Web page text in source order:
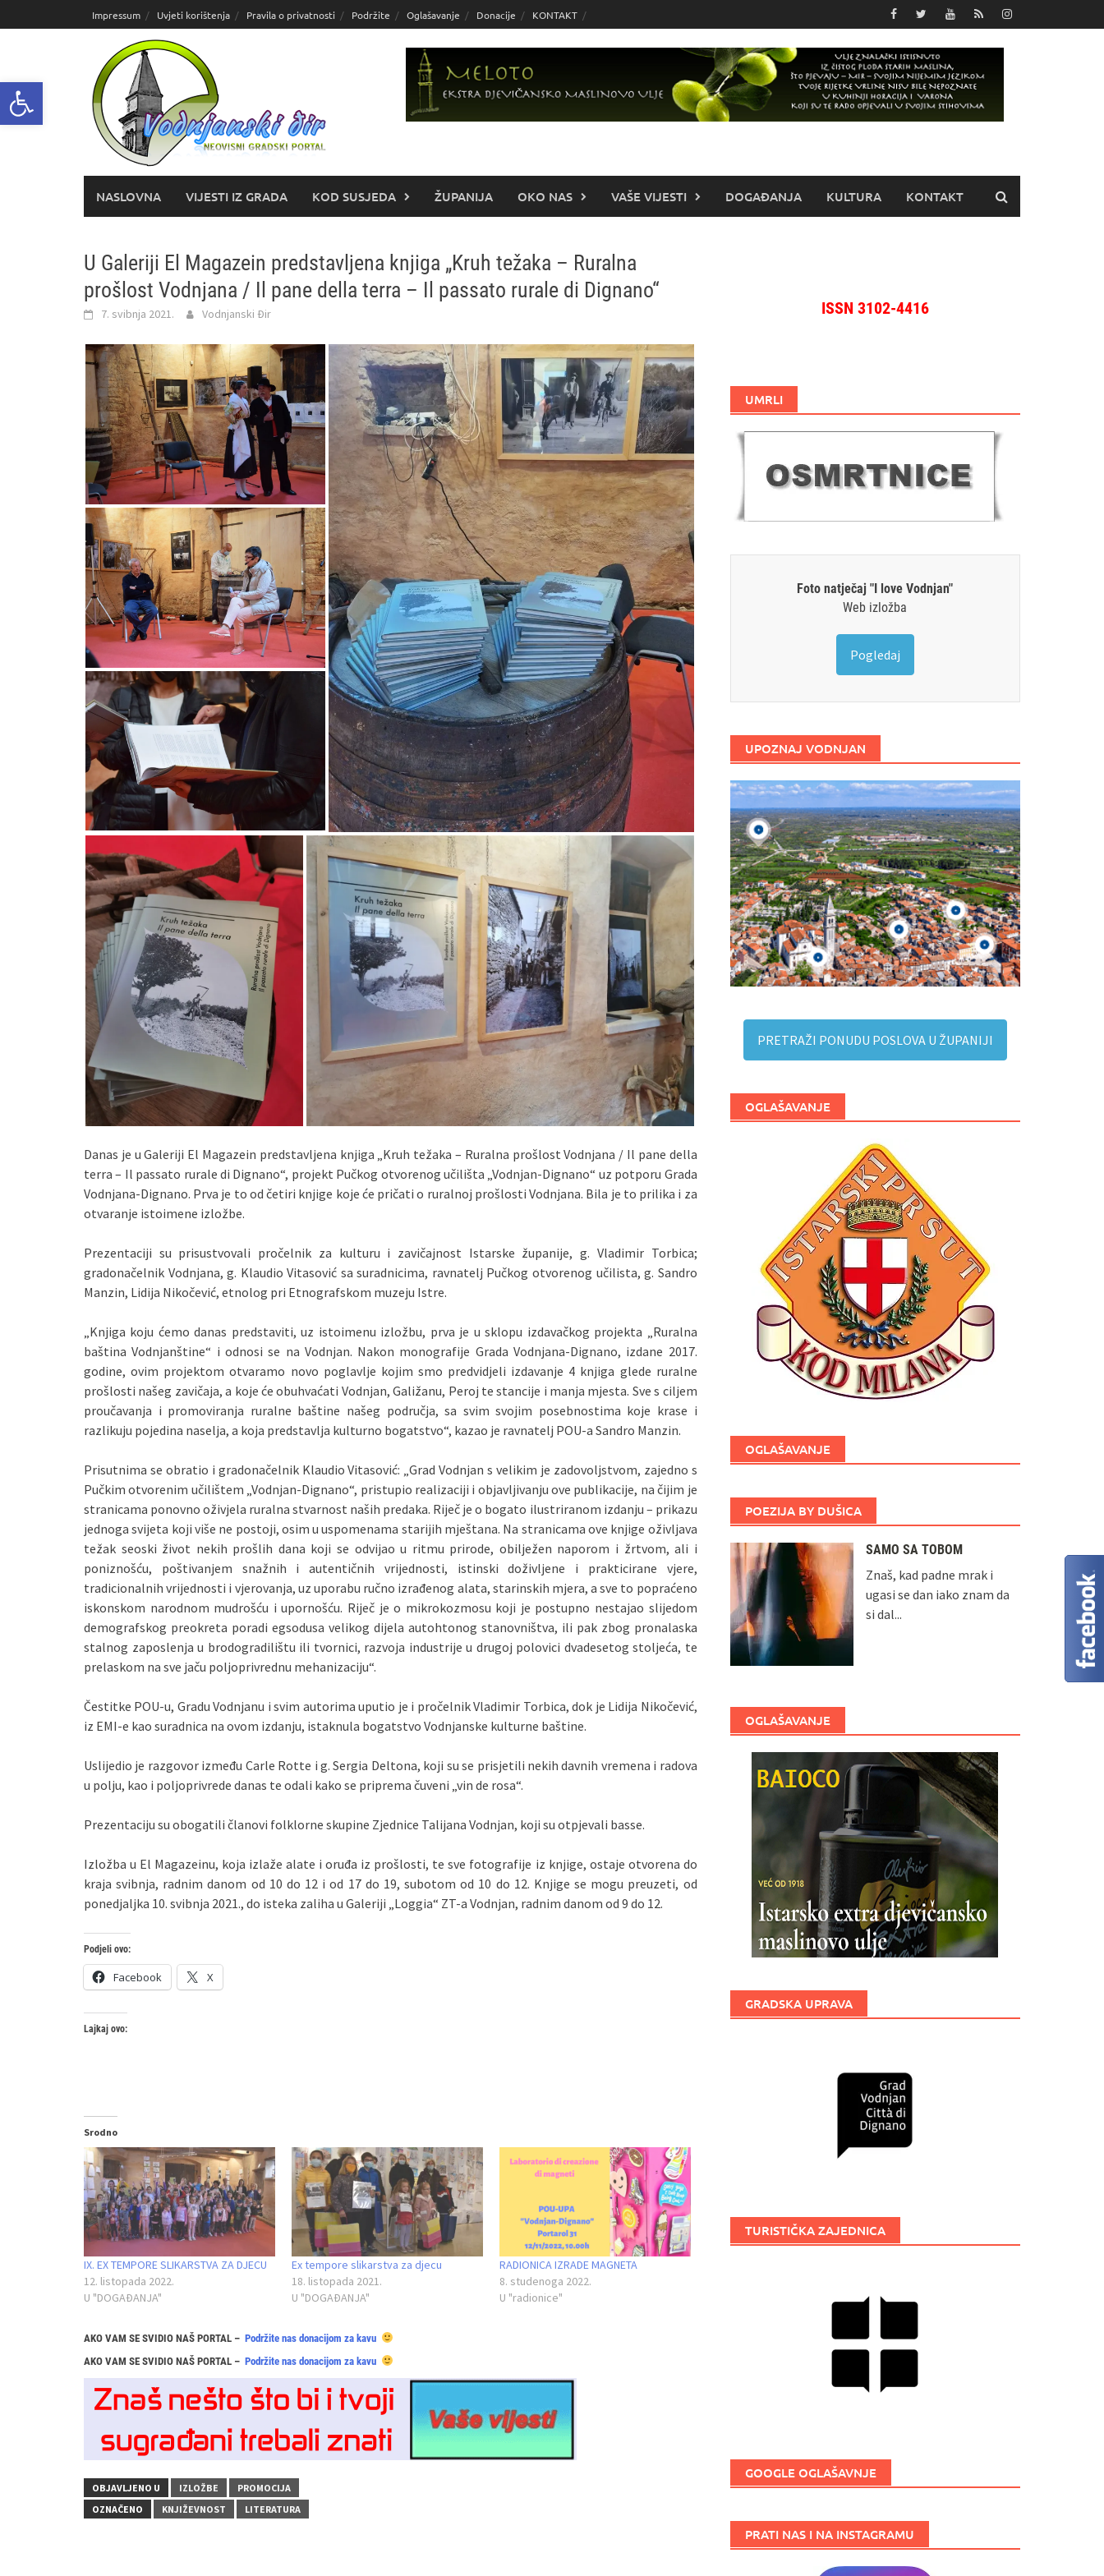
Open toolbar
do
Impressum Uvjeti korištenja Pravila o privatnosti Podržite Oglašavanje Donacije KONTAKT
NASLOVNA VIJESTI IZ GRADA KOD SUSJEDA ŽUPANIJA OKO NAS VAŠE VIJESTI DOGAĐANJA KULTURA KONTAKT
U Galeriji El Magazein predstavljena knjiga „Kruh težaka – Ruralna
prošlost Vodnjana / Il pane della terra – Il passato rurale di Dignano“
7. svibnja 2021. Vodnjanski Đir
Danas je u Galeriji El Magazein predstavljena knjiga „Kruh težaka – Ruralna prošlost Vodnjana / Il pane della
terra – Il passato rurale di Dignano“, projekt Pučkog otvorenog učilišta „Vodnjan-Dignano“ uz potporu Grada
Vodnjana-Dignano. Prva je to od četiri knjige koje će pričati o ruralnoj prošlosti Vodnjana. Bila je to prilika i za
otvaranje istoimene izložbe.
Prezentaciji su prisustvovali pročelnik za kulturu i zavičajnost Istarske županije, g. Vladimir Torbica;
gradonačelnik Vodnjana, g. Klaudio Vitasović sa suradnicima, ravnatelj Pučkog otvorenog učilista, g. Sandro
Manzin, Lidija Nikočević, etnolog pri Etnografskom muzeju Istre.
„Knjiga koju ćemo danas predstaviti, uz istoimenu izložbu, prva je u sklopu izdavačkog projekta „Ruralna
baština Vodnjanštine“ i odnosi se na Vodnjan. Nakon monografije Grada Vodnjana-Dignano, izdane 2017.
godine, ovim projektom otvaramo novo poglavlje kojim smo predvidjeli izdavanje 4 knjiga glede ruralne
prošlosti našeg zavičaja, a koje će obuhvaćati Vodnjan, Galižanu, Peroj te stancije i manja mjesta. Sve s ciljem
proučavanja i promoviranja ruralne baštine našeg područja, sa svim svojim posebnostima koje krase i
razlikuju pojedina naselja, a koja predstavlja kulturno bogatstvo“, kazao je ravnatelj POU-a Sandro Manzin.
Prisutnima se obratio i gradonačelnik Klaudio Vitasović: „Grad Vodnjan s velikim je zadovoljstvom, zajedno s
Pučkim otvorenim učilištem „Vodnjan-Dignano“, pristupio realizaciji i objavljivanju ove publikacije, na čijim je
stranicama ponovno oživjela ruralna stvarnost naših predaka. Riječ je o bogato ilustriranom izdanju – prikazu
jednoga svijeta koji više ne postoji, osim u uspomenama starijih mještana. Na stranicama ove knjige oživljava
težak seoski život nekih prošlih dana koji se odvijao u ritmu prirode, obilježen naporom i žrtvom, ali i
poniznošću, poštivanjem snažnih i autentičnih vrijednosti, istinski doživljene i prakticirane vjere,
tradicionalnih vrijednosti i vjerovanja, uz uporabu ručno izrađenog alata, starinskih mjera, a sve to popraćeno
iskonskom narodnom mudrošću i upornošću. Riječ je o mikrokozmosu koji je postupno nestajao slijedom
demografskog preokreta poradi egsodusa velikog dijela autohtonog stanovništva, ili pak zbog pronalaska
stalnog zaposlenja u brodogradilištu ili tvornici, razvoja industrije u drugoj polovici dvadesetog stoljeća, te
prelaskom na sve jaču poljoprivrednu mehanizaciju“.
Čestitke POU-u, Gradu Vodnjanu i svim autorima uputio je i pročelnik Vladimir Torbica, dok je Lidija Nikočević,
iz EMI-e kao suradnica na ovom izdanju, istaknula bogatstvo Vodnjanske kulturne baštine.
Uslijedio je razgovor između Carle Rotte i g. Sergia Deltona, koji su se prisjetili nekih davnih vremena i radova
u polju, kao i poljoprivrede danas te odali kako se priprema čuveni „vin de rosa“.
Prezentaciju su obogatili članovi folklorne skupine Zjednice Talijana Vodnjan, koji su otpjevali basse.
Izložba u El Magazeinu, koja izlaže alate i oruđa iz prošlosti, te sve fotografije iz knjige, ostaje otvorena do
kraja svibnja, radnim danom od 10 do 12 i od 17 do 19, subotom od 10 do 12. Knjige se mogu preuzeti, od
ponedjaljka 10. svibnja 2021., do isteka zaliha u Galeriji „Loggia“ ZT-a Vodnjan, radnim danom od 9 do 12.
Podjeli ovo:
Facebook X
Lajkaj ovo:
Srodno
IX. EX TEMPORE SLIKARSTVA ZA DJECU
12. listopada 2022.
U "DOGAĐANJA"
Ex tempore slikarstva za djecu
18. listopada 2021.
U "DOGAĐANJA"
RADIONICA IZRADE MAGNETA
8. studenoga 2022.
U "radionice"
AKO VAM SE SVIDIO NAŠ PORTAL – Podržite nas donacijom za kavu
AKO VAM SE SVIDIO NAŠ PORTAL – Podržite nas donacijom za kavu
OBJAVLJENO U IZLOŽBE
PROMOCIJA
OZNAČENO
KNJIŽEVNOST LITERATURA
ISSN 3102-4416
UMRLI
Foto natječaj "I love Vodnjan"
Web izložba
Pogledaj
UPOZNAJ VODNJAN
PRETRAŽI PONUDU POSLOVA U ŽUPANIJI
OGLAŠAVANJE
OGLAŠAVANJE
POEZIJA BY DUŠICA
SAMO SA TOBOM
Znaš, kad padne mrak i
ugasi se dan iako znam da
si dal...
OGLAŠAVANJE
GRADSKA UPRAVA
TURISTIČKA ZAJEDNICA
GOOGLE OGLAŠAVNJE
PRATI NAS I NA INSTAGRAMU